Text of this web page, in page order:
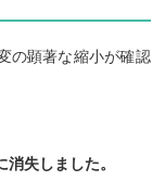
の顕著な縮小が確認
失しました。